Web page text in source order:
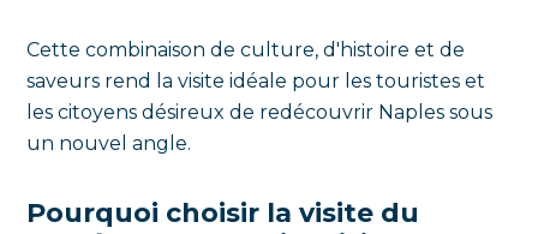
Cette combinaison de culture, d'histoire et de
saveurs rend la visite idéale pour les touristes et
les citoyens désireux de redécouvrir Naples sous
un nouvel angle.
Pourquoi choisir la visite du